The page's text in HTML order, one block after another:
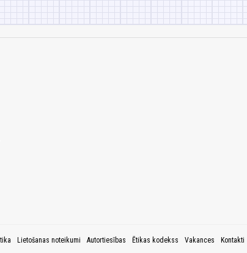
Lietošanas noteikumi Autortiesības Ētikas kodekss Vakances Kontakti